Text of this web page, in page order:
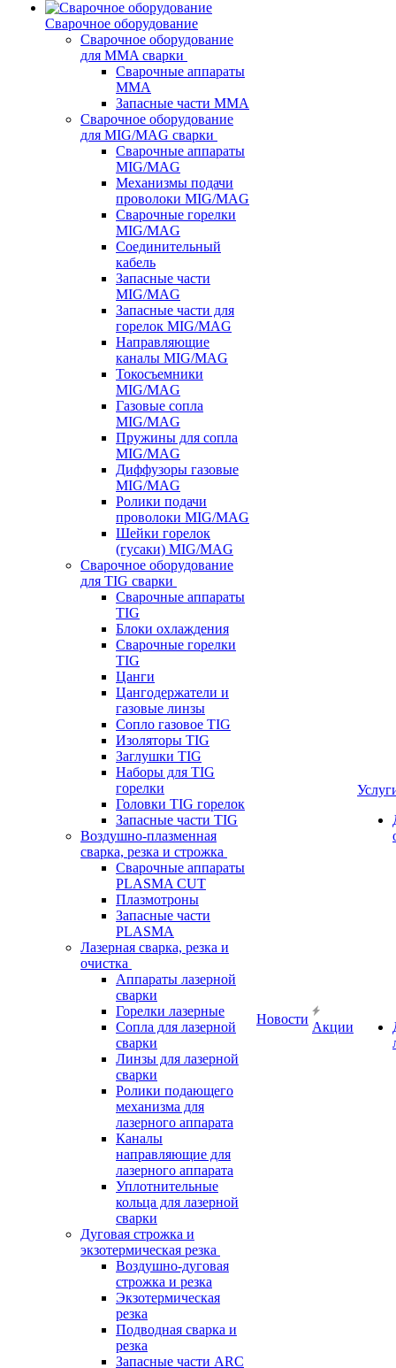
Сварочное оборудование
Сварочное оборудование
для MMA сварки
Сварочные аппараты
MMA
Запасные части MMA
Сварочное оборудование
для MIG/MAG сварки
Сварочные аппараты
MIG/MAG
Механизмы подачи
проволоки MIG/MAG
Сварочные горелки
MIG/MAG
Соединительный
кабель
Запасные части
MIG/MAG
Запасные части для
горелок MIG/MAG
Направляющие
каналы MIG/MAG
Токосъемники
MIG/MAG
Газовые сопла
MIG/MAG
Пружины для сопла
MIG/MAG
Диффузоры газовые
MIG/MAG
Ролики подачи
проволоки MIG/MAG
Шейки горелок
(гусаки) MIG/MAG
Сварочное оборудование
для TIG сварки
Сварочные аппараты
TIG
Блоки охлаждения
Сварочные горелки
TIG
Цанги
Цангодержатели и
газовые линзы
Сопло газовое TIG
Изоляторы TIG
Заглушки TIG
Наборы для TIG
горелки
Головки TIG горелок
Запасные части TIG
Воздушно-плазменная
сварка, резка и строжка
Сварочные аппараты
PLASMA CUT
Плазмотроны
Запасные части
PLASMA
Лазерная сварка, резка и
очистка
Аппараты лазерной
сварки
Горелки лазерные
Сопла для лазерной
сварки
Линзы для лазерной
сварки
Ролики подающего
механизма для
лазерного аппарата
Каналы
направляющие для
лазерного аппарата
Уплотнительные
кольца для лазерной
сварки
Дуговая строжка и
экзотермическая резка
Воздушно-дуговая
строжка и резка
Экзотермическая
резка
Подводная сварка и
резка
Запасные части ARC
Новости
Акции